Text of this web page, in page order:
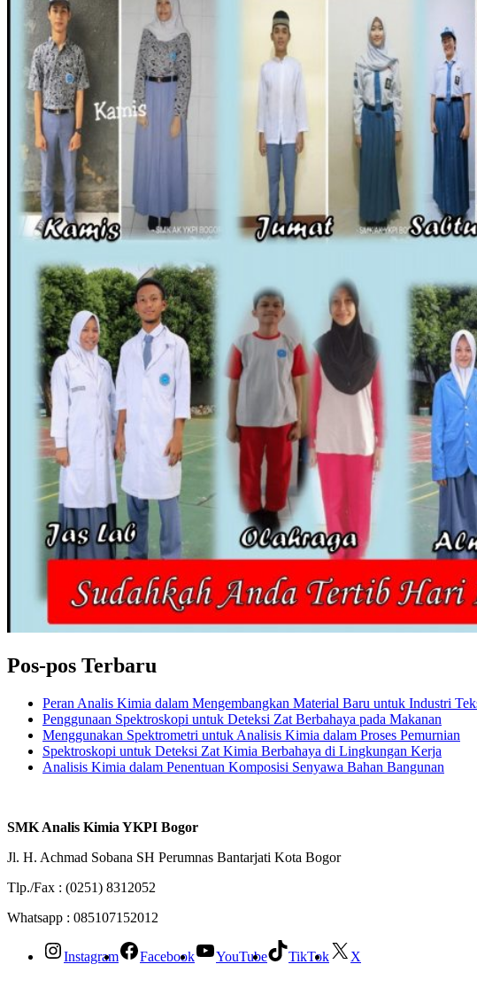
Pos-pos Terbaru
Peran Analis Kimia dalam Mengembangkan Material Baru untuk Industri
Penggunaan Spektroskopi untuk Deteksi Zat Berbahaya pada Makanan
Menggunakan Spektrometri untuk Analisis Kimia dalam Proses Pemurnian
Spektroskopi untuk Deteksi Zat Kimia Berbahaya di Lingkungan Kerja
Analisis Kimia dalam Penentuan Komposisi Senyawa Bahan Bangunan
SMK Analis Kimia YKPI Bogor
Jl. H. Achmad Sobana SH Perumnas Bantarjati Kota Bogor
Tlp./Fax : (0251) 8312052
Whatsapp : 085107152012
Instagram Facebook YouTube TikTok X